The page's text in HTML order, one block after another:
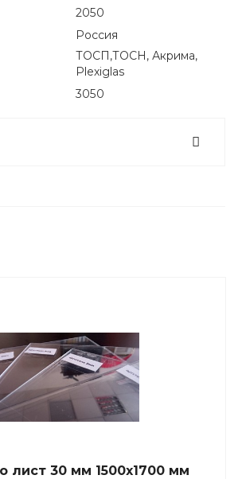
2050
Россия
ТОСП,ТОСН, Акрима,
Plexiglas
3050
лист 30 мм 1500х1700 мм